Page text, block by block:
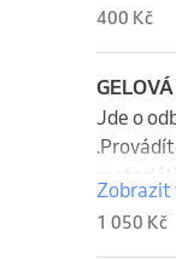
400 Kč
Jde o
Cena:
Zobrazit
1 050 Kč